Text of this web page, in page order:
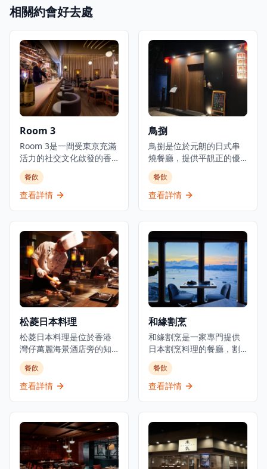
相關約會好去處
Room 3
Room 3是一間受東京充滿
活力的社交文化啟發的香
港都市美食酒吧，提供日
式小食以及豐富的葡萄
酒、威士忌、優質清酒和
花板，營造出優雅的用餐
和飲酒氛圍。以日式融合
料理聞名，Room 3提供晚
餐服務，專注於燒烤類食
品和酒吧美食，是本地人
和遊客的熱門目的地。這
家establishment既是餐廳
地帶提供精緻的都市用餐
體驗。
餐飲
查看詳情
鳥捌
鳥捌是位於元朗的日式串
燒餐廳，提供平靚正的優
質日本料理，是體驗正宗
日式美食的理想選擇。餐
廳主打新鮮刺身、炭火串
都展現最佳的風味和品
質。位於元朗舊木綿校服
位置，這間餐廳提供正宗
的日式用餐體驗，晚市主
打刺身、串燒等，亦有廚
師發辦，全部都用了時令
魚料及食材。餐廳環境溫
與朋友共聚，享受傳統日
式料理的魅力。餐廳以在
元朗區提供高性價比的日
本料理而聞名，無論是想
要品嚐新鮮刺身還是享受
炭火串燒的獨特風味，鳥
餐飲
查看詳情
松菱日本料理
松菱日本料理是位於香港
灣仔萬麗海景酒店旁的知
名餐廳，是體驗正宗日式
鐵板燒的頂級選擇。餐廳
以精緻的傳統日本料理和
燒宴席已有超過35年的歷
史，深受本地食客和遊客
喜愛。位於灣仔會議展覽
中心旁，松菱提供壽司吧
餐飲
查看詳情
和緣割烹
和緣割烹是一家專門提供
日本割烹料理的餐廳，割
烹是日本最精緻和最悠久
的烹飪傳統之一。餐廳使
用優質的日本食材，隨著
驗。餐廳位於上環新建的
干諾中心29樓，可從私密
的用餐環境中欣賞維多利
亞港的壯麗景色。開放式
餐飲
查看詳情